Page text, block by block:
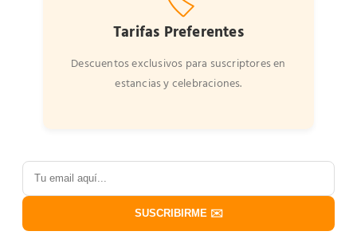
Tarifas Preferentes
Descuentos exclusivos para suscriptores en
estancias y celebraciones.
SUSCRIBIRME ✉️